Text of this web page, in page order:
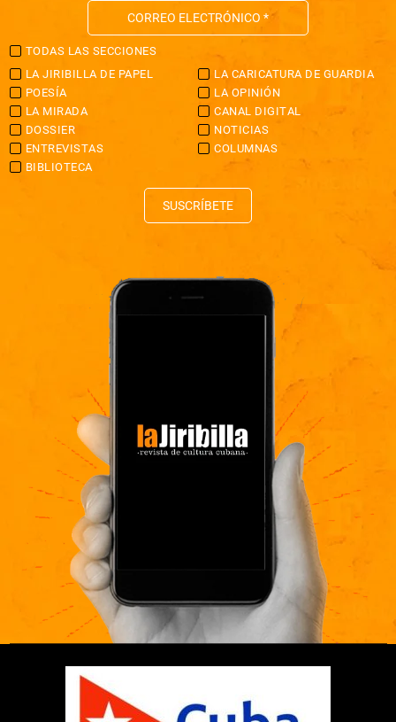
TODAS LAS SECCIONES
LA JIRIBILLA DE PAPEL
LA CARICATURA DE GUARDIA
POESÍA
LA OPINIÓN
LA MIRADA
CANAL DIGITAL
DOSSIER
NOTICIAS
ENTREVISTAS
COLUMNAS
BIBLIOTECA
SUSCRÍBETE